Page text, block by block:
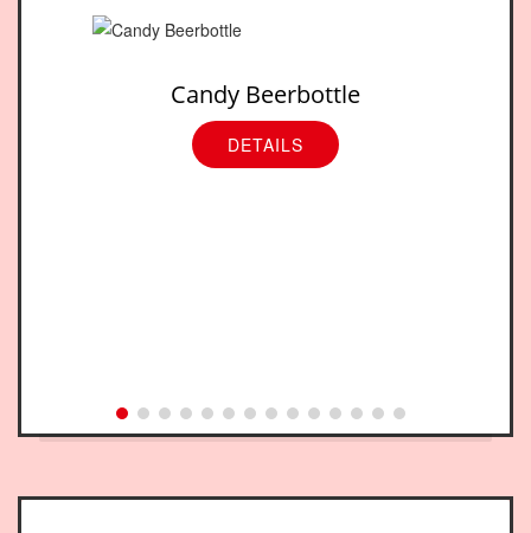
Candy Beerbottle
DETAILS